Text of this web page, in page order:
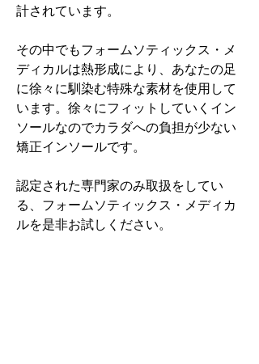
計されています。
その中でもフォームソティックス・メ
ディカルは熱形成により、あなたの足
に徐々に馴染む特殊な素材を使用して
います。徐々にフィットしていくイン
ソールなのでカラダへの負担が少ない
矯正インソールです。
認定された専門家のみ取扱をしてい
る、フォームソティックス・メディカ
ルを是非お試しください。